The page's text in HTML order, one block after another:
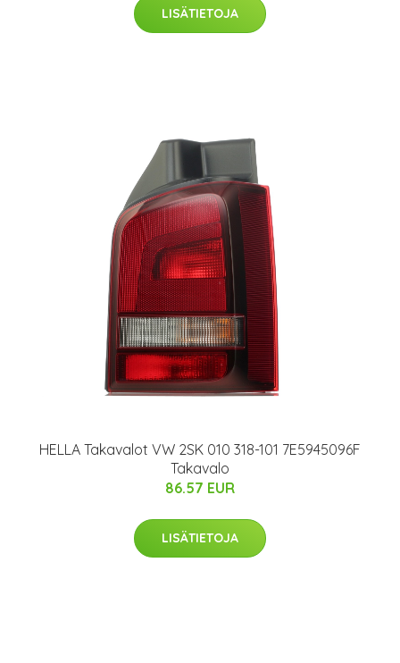
LISÄTIETOJA
HELLA Takavalot VW 2SK 010 318-101 7E5945096F
Takavalo
86.57 EUR
LISÄTIETOJA